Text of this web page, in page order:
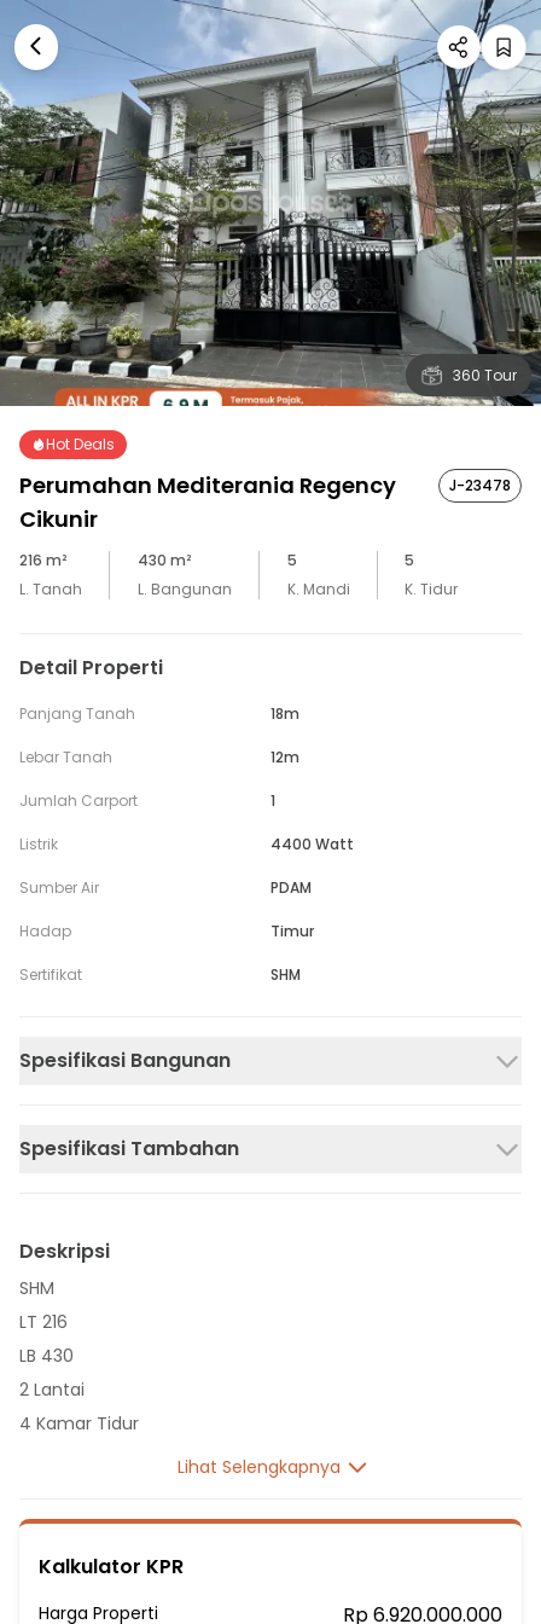
360 Tour
Hot Deals
Perumahan Mediterania Regency
Cikunir
J-23478
216 m²
L. Tanah
430 m²
L. Bangunan
5
K. Mandi
5
K. Tidur
Detail Properti
Panjang Tanah 18m
Lebar Tanah 12m
Jumlah Carport 1
Listrik 4400 Watt
Sumber Air PDAM
Hadap Timur
Sertifikat SHM
Spesifikasi Bangunan
Spesifikasi Tambahan
Deskripsi
SHM
LT 216
LB 430
2 Lantai
4 Kamar Tidur
Sumber Air PDAM
Hadap Utara
Lihat Selengkapnya
Kalkulator KPR
Harga Properti Rp 6.920.000.000